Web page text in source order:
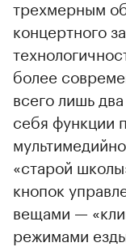
трехмерным
концертного
более
всего лишь
себя функции
«старой
кнопок
вещами —
режимами